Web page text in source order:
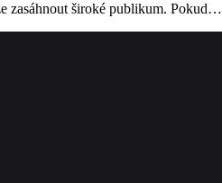
zasáhnout široké publikum. Pokud…